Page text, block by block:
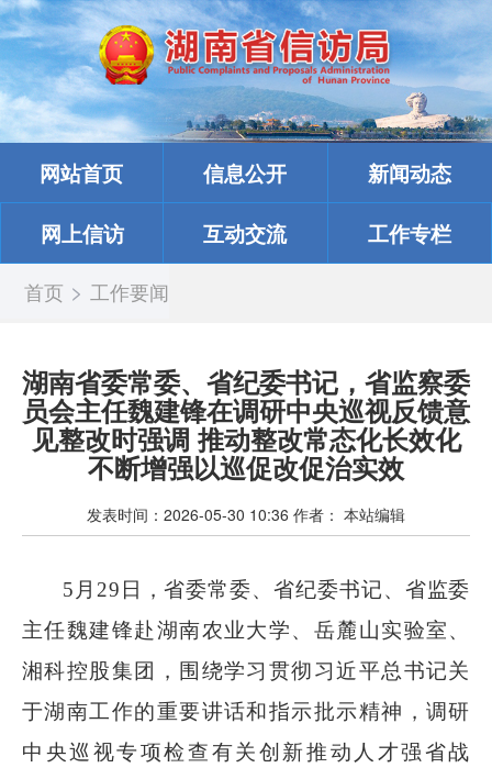
网站首页 信息公开
新闻动态
网上信访
互动交流 工作专栏
首页 > 工作要闻
湖南省委常委、省纪委书记，省监察委
员会主任魏建锋在调研中央巡视反馈意
见整改时强调 推动整改常态化长效化
不断增强以巡促改促治实效
发表时间： 2026-05-30 10:36 作者： 本站编辑
5月29日，省委常委、省纪委书记、省监委
主任魏建锋赴湖南农业大学、岳麓山实验室、
湘科控股集团，围绕学习贯彻习近平总书记关
于湖南工作的重要讲话和指示批示精神，调研
中央巡视专项检查有关创新推动人才强省战